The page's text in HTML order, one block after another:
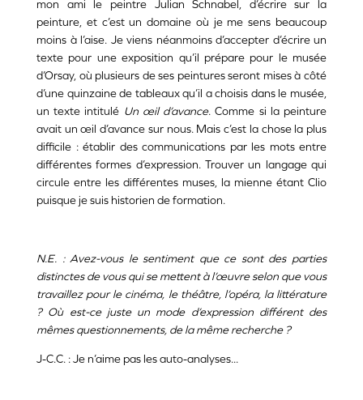
mon ami le peintre Julian Schnabel, d’écrire sur la
peinture, et c’est un domaine où je me sens beaucoup
moins à l’aise. Je viens néanmoins d’accepter d’écrire un
texte pour une exposition qu’il prépare pour le musée
d’Orsay, où plusieurs de ses peintures seront mises à côté
d’une quinzaine de tableaux qu’il a choisis dans le musée,
un texte intitulé Un œil d’avance. Comme si la peinture
avait un œil d’avance sur nous. Mais c’est la chose la plus
difficile : établir des communications par les mots entre
différentes formes d’expression. Trouver un langage qui
circule entre les différentes muses, la mienne étant Clio
puisque je suis historien de formation.
N.E. : Avez-vous le sentiment que ce sont des parties
distinctes de vous qui se mettent à l’œuvre selon que vous
travaillez pour le cinéma, le théâtre, l’opéra, la littérature
? Où est-ce juste un mode d’expression différent des
mêmes questionnements, de la même recherche ?
J-C.C. : Je n’aime pas les auto-analyses...